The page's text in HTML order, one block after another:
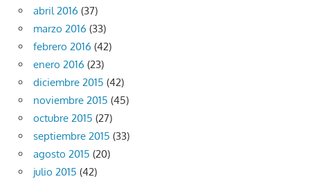
abril 2016 (37)
marzo 2016 (33)
febrero 2016 (42)
enero 2016 (23)
diciembre 2015 (42)
noviembre 2015 (45)
octubre 2015 (27)
septiembre 2015 (33)
agosto 2015 (20)
julio 2015 (42)